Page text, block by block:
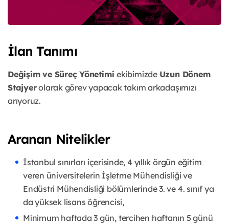
İlan Tanımı
Değişim ve Süreç Yönetimiekibimizde Uzun Dönem
Stajyerolarak görev yapacak takım arkadaşımızı
arıyoruz.
Aranan Nitelikler
İstanbul sınırları içerisinde, 4 yıllık örgün eğitim
veren üniversitelerin İşletme Mühendisliği ve
Endüstri Mühendisliği bölümlerinde 3. ve 4. sınıf ya
da yüksek lisans öğrencisi,
Minimum haftada 3 gün, tercihen haftanın 5 günü